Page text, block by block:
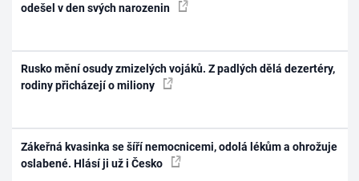
odešel v den svých narozenin
Rusko mění osudy zmizelých vojáků. Z padlých dělá dezertéry,
rodiny přicházejí o miliony
Zákeřná kvasinka se šíří nemocnicemi, odolá lékům a ohrožuje
oslabené. Hlásí ji už i Česko